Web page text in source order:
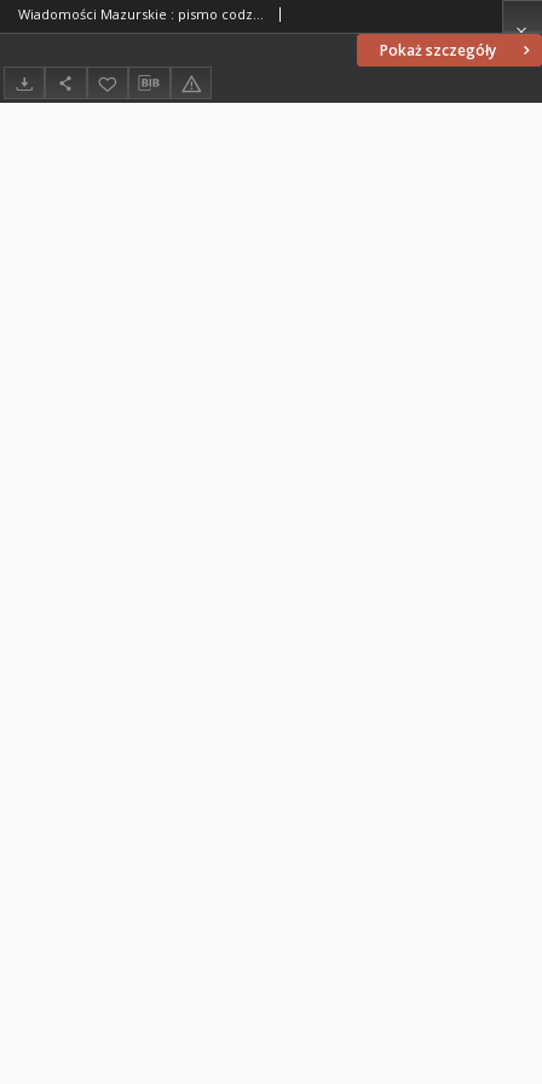
Pokaż szczegóły
Wiadomości Mazurskie : pismo codzienne. 1946 (R. 2), nr 257 (268)